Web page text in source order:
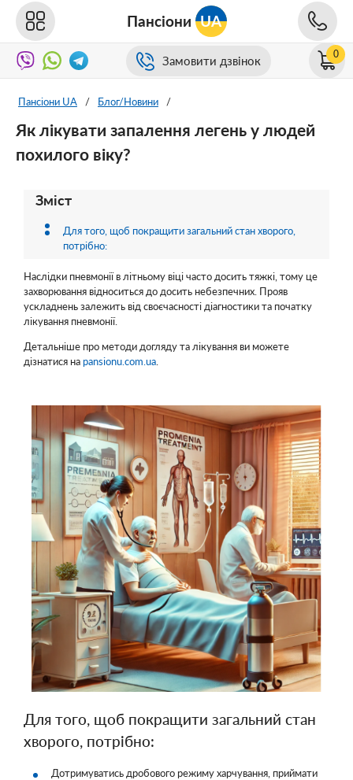
Пансіони UA
Замовити дзвінок 0
Пансіони UA / Блог/Новини /
Як лікувати запалення легень у людей
похилого віку?
Зміст
Для того, щоб покращити загальний стан хворого,
потрібно:
Наслідки пневмонії в літньому віці часто досить тяжкі, тому це
захворювання відноситься до досить небезпечних. Прояв
ускладнень залежить від своєчасності діагностики та початку
лікування пневмонії.
Детальніше про методи догляду та лікування ви можете
дізнатися на pansionu.com.ua
Для того, щоб покращити загальний стан
хворого, потрібно:
Дотримуватись дробового режиму харчування, приймати